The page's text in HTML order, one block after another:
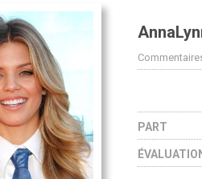
PART